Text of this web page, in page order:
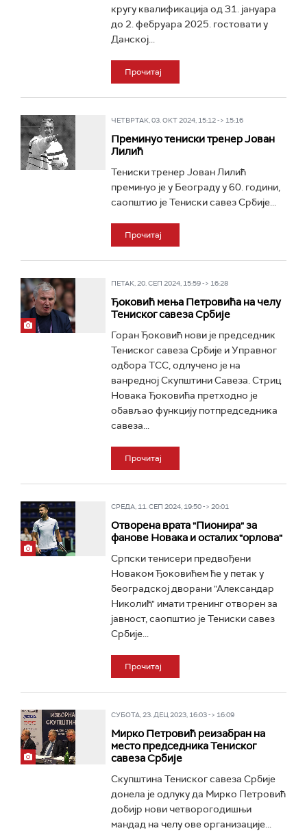
кругу квалификација од 31. јануара
до 2. фебруара 2025. гостовати у
Данској...
Прочитај
ЧЕТВРТАК, 03. ОКТ 2024, 15:12 -> 15:16
Преминуо тениски тренер Јован
Лилић
Тениски тренер Јован Лилић
преминуо је у Београду у 60. години,
саопштио је Тениски савез Србије...
Прочитај
ПЕТАК, 20. СЕП 2024, 15:59 -> 16:28
Ђоковић мења Петровића на челу
Тениског савеза Србије
Горан Ђоковић нови је председник
Тениског савеза Србије и Управног
одбора ТСС, одлучено је на
ванредној Скупштини Савеза. Стриц
Новака Ђоковића претходно је
обављао функцију потпредседника
савеза...
Прочитај
СРЕДА, 11. СЕП 2024, 19:50 -> 20:01
Отворена врата "Пионира" за
фанове Новака и осталих "орлова"
Српски тенисери предвођени
Новаком Ђоковићем ће у петак у
београдској дворани "Александар
Николић" имати тренинг отворен за
јавност, саопштио је Тениски савез
Србије...
Прочитај
СУБОТА, 23. ДЕЦ 2023, 16:03 -> 16:09
Мирко Петровић реизабран на
место председника Тениског
савеза Србије
Скупштина Тениског савеза Србије
донела је одлуку да Мирко Петровић
добијр нови четворогодишњи
мандад на челу ове организације...